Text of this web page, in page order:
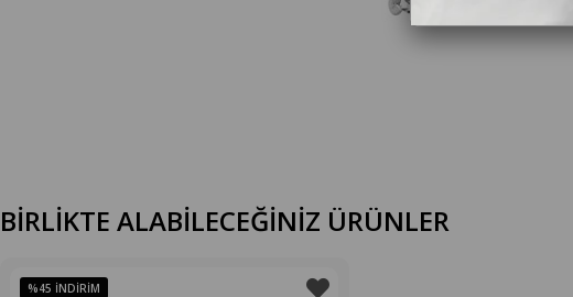
BİRLİKTE ALABİLECEĞİNİZ ÜRÜNLER
%45 İNDIRIM